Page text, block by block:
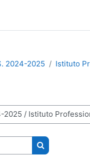
2024-2025 Istituto
Cerca corsi